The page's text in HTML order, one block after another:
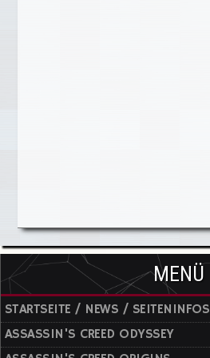
MENÜ
STARTSEITE / NEWS / SEITENINFOS
ASSASSIN'S CREED ODYSSEY